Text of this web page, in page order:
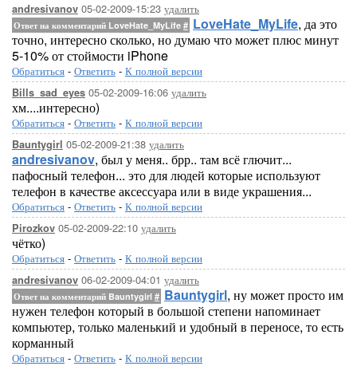
andresivanov 05-02-2009-15:23 удалить
Ответ на комментарий LoveHate_MyLife # LoveHate_MyLife, да это
точно, интересно сколько, но думаю что может плюс минут
5-10% от стоймости iPhone
Обратиться - Ответить - К полной версии
Bills_sad_eyes 05-02-2009-16:06 удалить
хм....интересно)
Обратиться - Ответить - К полной версии
Bauntygirl 05-02-2009-21:38 удалить
andresivanov, был у меня.. брр.. там всё глючит...
пафосный телефон... это для людей которые используют
телефон в качестве аксессуара или в виде украшения...
Обратиться - Ответить - К полной версии
Pirozkov 05-02-2009-22:10 удалить
чётко)
Обратиться - Ответить - К полной версии
andresivanov 06-02-2009-04:01 удалить
Ответ на комментарий Bauntygirl # Bauntygirl, ну может просто им
нужен телефон который в большой степени напоминает
компьютер, только маленький и удобный в переносе, то есть
корманный
Обратиться - Ответить - К полной версии